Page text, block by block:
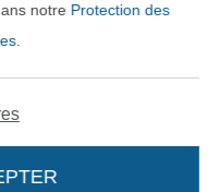
notre Protection des
.